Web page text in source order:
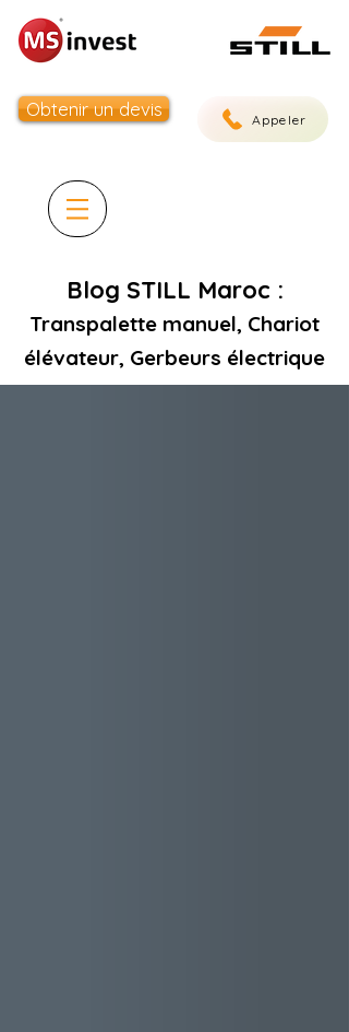
Obtenir un devis Appeler
Blog STILL Maroc :
Transpalette manuel, Chariot
élévateur, Gerbeurs électrique